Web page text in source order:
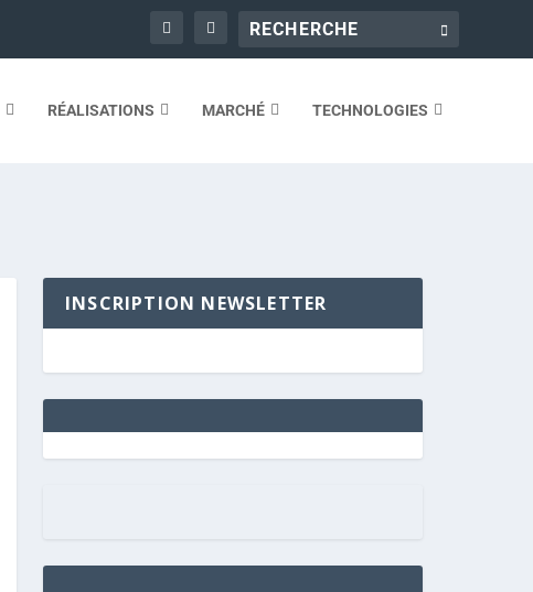
RÉALISATIONS MARCHÉ TECHNOLOGIES
INSCRIPTION NEWSLETTER